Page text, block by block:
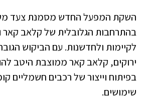
השקת המפעל החדש מסמנת צעד
בהתרחבות הגלובלית של קלאב קאר
לקיימות ולחדשנות. עם הביקוש
ירוקים, קלאב קאר ממוצבת היטב
בפיתוח וייצור של רכבים חשמליים
שימושים.